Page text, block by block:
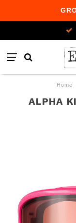
Home
ALPHA